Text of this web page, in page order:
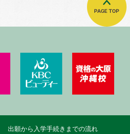
・エアライン＆ブライダル専門学校
KBCペットワールド専門学校
出願から入学手続きまでの流れ